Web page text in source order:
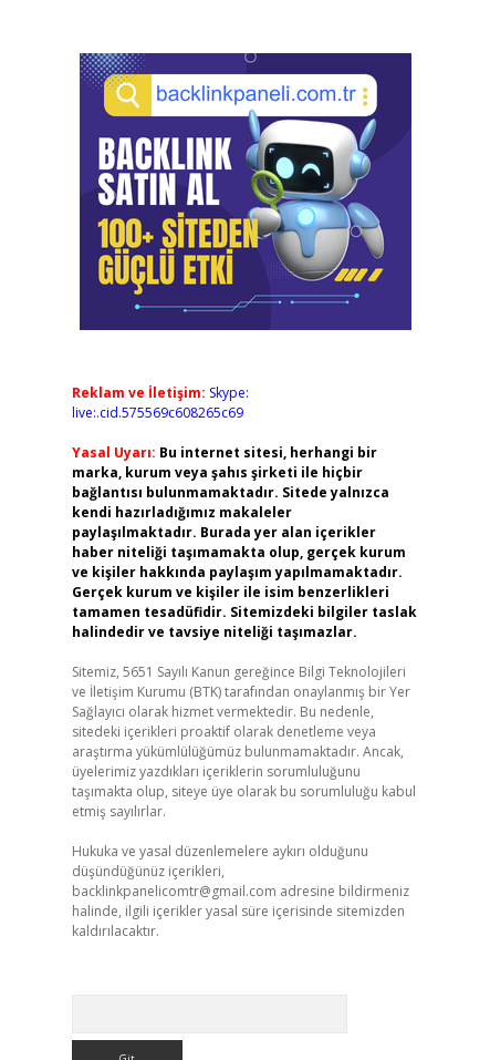
Reklam ve İletişim: Skype:
live:.cid.575569c608265c69
Yasal Uyarı: Bu internet sitesi, herhangi bir
marka, kurum veya şahıs şirketi ile hiçbir
bağlantısı bulunmamaktadır. Sitede yalnızca
kendi hazırladığımız makaleler
paylaşılmaktadır. Burada yer alan içerikler
haber niteliği taşımamakta olup, gerçek kurum
ve kişiler hakkında paylaşım yapılmamaktadır.
Gerçek kurum ve kişiler ile isim benzerlikleri
tamamen tesadüfidir. Sitemizdeki bilgiler taslak
halindedir ve tavsiye niteliği taşımazlar.
Sitemiz, 5651 Sayılı Kanun gereğince Bilgi Teknolojileri
ve İletişim Kurumu (BTK) tarafından onaylanmış bir Yer
Sağlayıcı olarak hizmet vermektedir. Bu nedenle,
sitedeki içerikleri proaktif olarak denetleme veya
araştırma yükümlülüğümüz bulunmamaktadır. Ancak,
üyelerimiz yazdıkları içeriklerin sorumluluğunu
taşımakta olup, siteye üye olarak bu sorumluluğu kabul
etmiş sayılırlar.
Hukuka ve yasal düzenlemelere aykırı olduğunu
düşündüğünüz içerikleri,
backlinkpanelicomtr@gmail.com adresine bildirmeniz
halinde, ilgili içerikler yasal süre içerisinde sitemizden
kaldırılacaktır.